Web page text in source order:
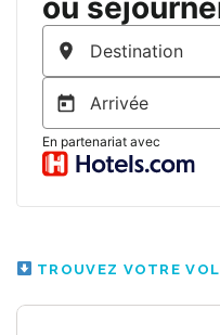
TROUVEZ VOTRE VOL